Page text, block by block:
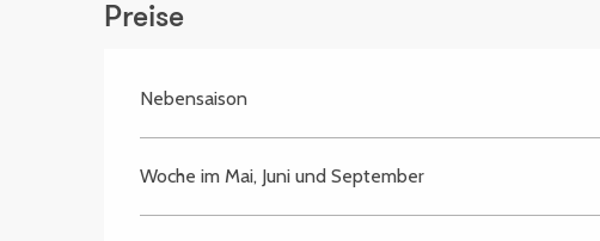
Preise
Nebensaison
Woche im Mai, Juni und September